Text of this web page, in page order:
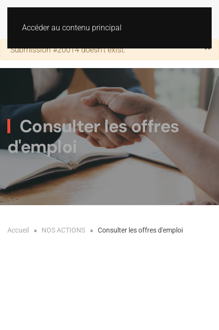
Accéder au contenu principal
×
Alerte
Submission #20014 doesn't exist.
Consulter les offres
d'emploi
Accueil NOS ACTIONS Consulter les offres d'emploi